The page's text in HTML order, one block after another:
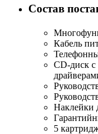
Состав
Кабель
CD-диск
Наклейки
5